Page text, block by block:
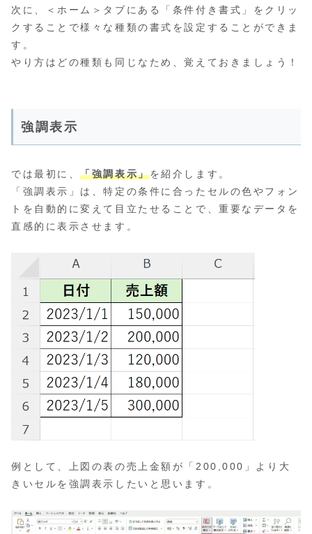
次に、＜ホーム＞タブにある「条件付き書式」をクリッ
クすることで様々な種類の書式を設定することができま
す。
やり方はどの種類も同じなため、覚えておきましょう！
強調表示
では最初に、「強調表示」を紹介します。
「強調表示」は、特定の条件に合ったセルの色やフォン
トを自動的に変えて目立たせることで、重要なデータを
直感的に表示させます。
例として、上図の表の売上金額が「200,000」より大
きいセルを強調表示したいと思います。